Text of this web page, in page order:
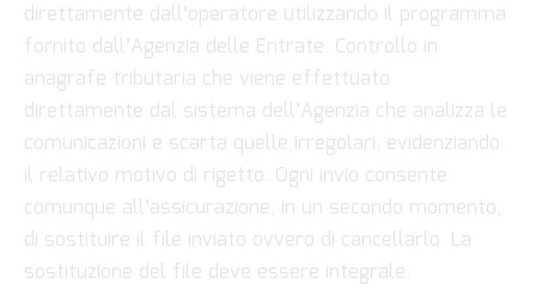
direttamente dall’operatore utilizzando il programma
fornito dall’Agenzia delle Entrate. Controllo in
anagrafe tributaria che viene effettuato
direttamente dal sistema dell’Agenzia che analizza le
comunicazioni e scarta quelle irregolari, evidenziando
il relativo motivo di rigetto. Ogni invio consente
comunque all’assicurazione, in un secondo momento,
di sostituire il file inviato ovvero di cancellarlo. La
sostituzione del file deve essere integrale.